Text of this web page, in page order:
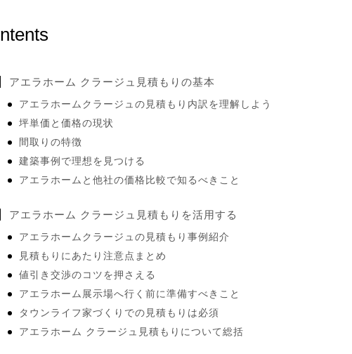
アエラホーム クラージュ見積もりの基本
アエラホームクラージュの見積もり内訳を理解しよう
坪単価と価格の現状
間取りの特徴
建築事例で理想を見つける
アエラホームと他社の価格比較で知るべきこと
アエラホーム クラージュ見積もりを活用する
アエラホームクラージュの見積もり事例紹介
見積もりにあたり注意点まとめ
値引き交渉のコツを押さえる
アエラホーム展示場へ行く前に準備すべきこと
タウンライフ家づくりでの見積もりは必須
アエラホーム クラージュ見積もりについて総括